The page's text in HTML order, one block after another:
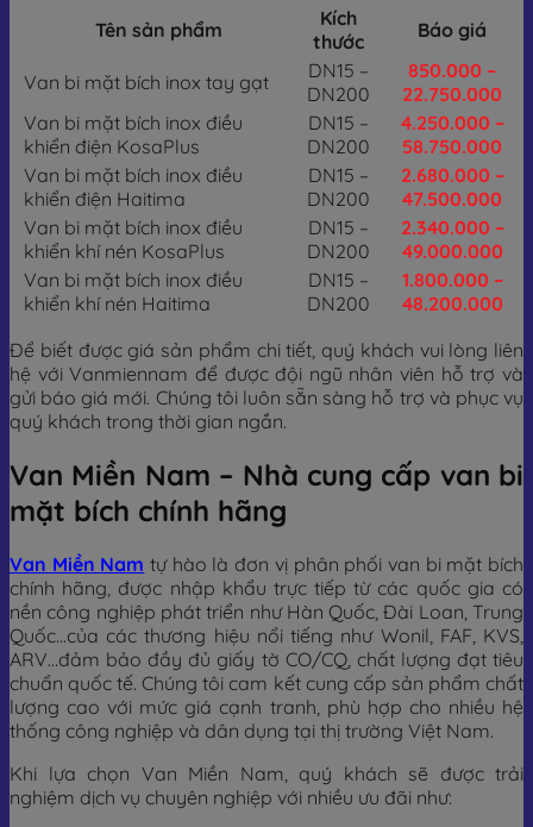
Tên sản phẩm
Kích
thước
Báo giá
Van bi mặt bích inox tay gạt
DN15 –
DN200
850.000 –
22.750.000
Van bi mặt bích inox điều
khiển điện KosaPlus
DN15 –
DN200
4.250.000 –
58.750.000
Van bi mặt bích inox điều
khiển điện Haitima
DN15 –
DN200
2.680.000 –
47.500.000
Van bi mặt bích inox điều
khiển khí nén KosaPlus
DN15 –
DN200
2.340.000 –
49.000.000
Van bi mặt bích inox điều
khiển khí nén Haitima
DN15 –
DN200
1.800.000 –
48.200.000
Để biết được giá sản phẩm chi tiết, quý khách vui lòng liên
hệ với Vanmiennam để được đội ngũ nhân viên hỗ trợ và
gửi báo giá mới. Chúng tôi luôn sẵn sàng hỗ trợ và phục vụ
quý khách trong thời gian ngắn.
Van Miền Nam – Nhà cung cấp van bi
mặt bích chính hãng
Van Miền Nam tự hào là đơn vị phân phối van bi mặt bích
chính hãng, được nhập khẩu trực tiếp từ các quốc gia có
nền công nghiệp phát triển như Hàn Quốc, Đài Loan, Trung
Quốc…của các thương hiệu nổi tiếng như Wonil, FAF, KVS,
ARV…đảm bảo đầy đủ giấy tờ CO/CQ, chất lượng đạt tiêu
chuẩn quốc tế. Chúng tôi cam kết cung cấp sản phẩm chất
lượng cao với mức giá cạnh tranh, phù hợp cho nhiều hệ
thống công nghiệp và dân dụng tại thị trường Việt Nam.
Khi lựa chọn Van Miền Nam, quý khách sẽ được trải
nghiệm dịch vụ chuyên nghiệp với nhiều ưu đãi như: